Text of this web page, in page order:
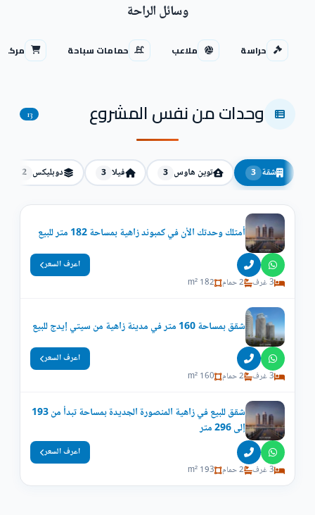
وسائل الراحة
حراسة ملاعب حمامات سباحة مركز
وحدات من نفس المشروع 13
شقة 3 توين هاوس 3 فيلا 3 دوبليكس 2
أمتلك وحدتك الأن في كمبوند زاهية بمساحة 182 متر للبيع
3 غرف 2 حمام 182 m²
اعرف السعر
شقق بمساحة 160 متر في مدينة زاهية من سيتي إيدج للبيع
3 غرف 2 حمام 160 m²
اعرف السعر
شقق للبيع في زاهية المنصورة الجديدة بمساحة تبدأ من 193
إلى 296 متر
3 غرف 2 حمام 193 m²
اعرف السعر